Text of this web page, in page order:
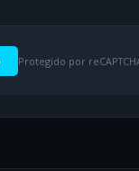
Protegido por